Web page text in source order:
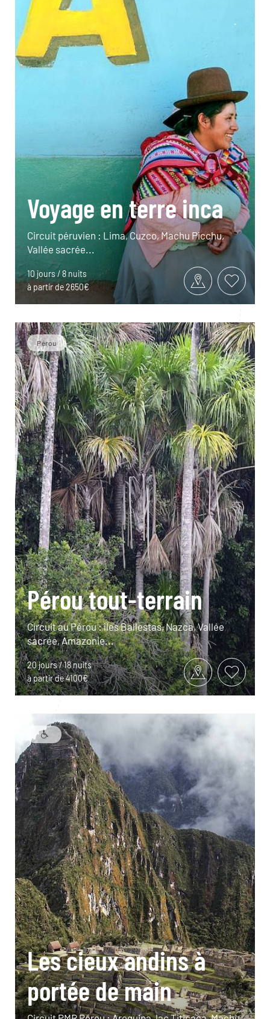
Voyage en terre inca
Circuit péruvien : Lima, Cuzco, Machu Picchu,
Vallée sacrée...
10 jours / 8 nuits
à partir de 2650€
Pérou
Pérou tout-terrain
Circuit au Pérou : îles Ballestas, Nazca, Vallée
sacrée, Amazonie...
20 jours / 18 nuits
à partir de 4100€
Les cieux andins à
portée de main